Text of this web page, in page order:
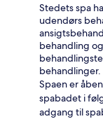
Stedets spa
udendørs
behandling
Spaen er
spabadet i
adgang til